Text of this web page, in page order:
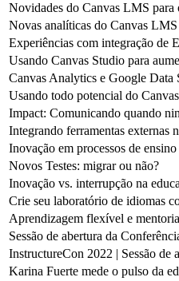
Novidades do Canvas LMS
Novas analíticas do Canvas
Experiências com integração de
Usando Canvas Studio para
Canvas Analytics e Google Data
Usando todo potencial do
Impact: Comunicando quando
Integrando ferramentas externas
Inovação em processos de
Novos Testes: migrar ou não?
Inovação vs. interrupção na
Crie seu laboratório de idiomas
Aprendizagem flexível e
Sessão de abertura da
InstructureCon 2022 | Sessão de
Karina Fuerte mede o pulso da